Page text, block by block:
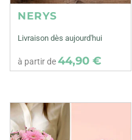
NERYS
Livraison dès aujourd'hui
à partir de44,90 €